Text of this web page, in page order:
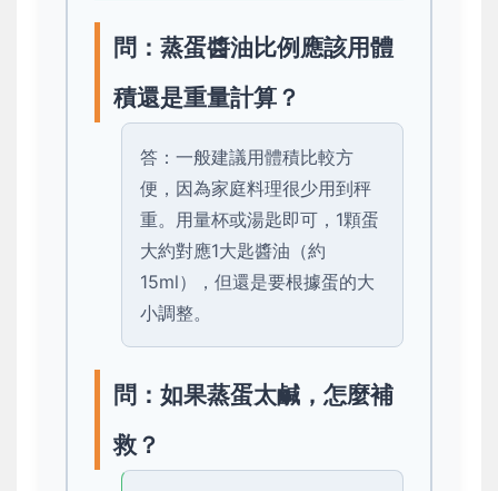
問：蒸蛋醬油比例應該用體
積還是重量計算？
答：一般建議用體積比較方
便，因為家庭料理很少用到秤
重。用量杯或湯匙即可，1顆蛋
大約對應1大匙醬油（約
15ml），但還是要根據蛋的大
小調整。
問：如果蒸蛋太鹹，怎麼補
救？